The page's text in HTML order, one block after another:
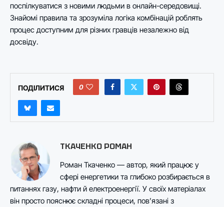
поспілкуватися з новими людьми в онлайн-середовищі.
Знайомі правила та зрозуміла логіка комбінацій роблять
процес доступним для різних гравців незалежно від
досвіду.
ПОДІЛИТИСЯ 0
ТКАЧЕНКО РОМАН
Роман Ткаченко — автор, який працює у
сфері енергетики та глибоко розбирається в
питаннях газу, нафти й електроенергії. У своїх матеріалах
він просто пояснює складні процеси, пов’язані з